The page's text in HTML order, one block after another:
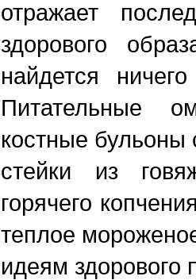
отражает
здорового
найдется
Питательные
костные
стейки из
горячего
теплое
идеям здорового